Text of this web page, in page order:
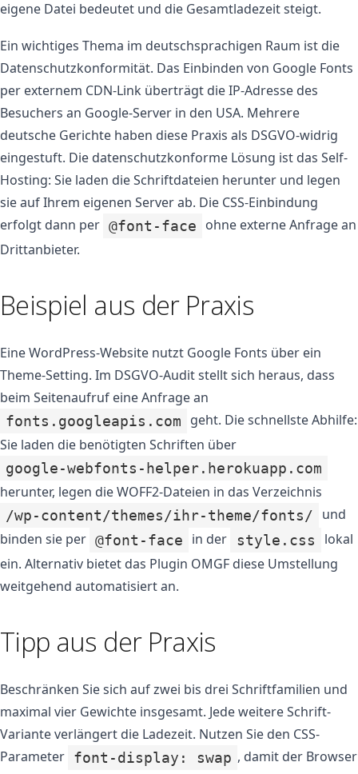
eigene Datei bedeutet und die Gesamtladezeit steigt.
Ein wichtiges Thema im deutschsprachigen Raum ist die
Datenschutzkonformität. Das Einbinden von Google Fonts
per externem CDN-Link überträgt die IP-Adresse des
Besuchers an Google-Server in den USA. Mehrere
deutsche Gerichte haben diese Praxis als DSGVO-widrig
eingestuft. Die datenschutzkonforme Lösung ist das Self-
Hosting: Sie laden die Schriftdateien herunter und legen
sie auf Ihrem eigenen Server ab. Die CSS-Einbindung
erfolgt dann per @font-face
ohne externe Anfrage an
Drittanbieter.
Beispiel aus der Praxis
Eine WordPress-Website nutzt Google Fonts über ein
Theme-Setting. Im DSGVO-Audit stellt sich heraus, dass
beim Seitenaufruf eine Anfrage an
fonts.googleapis.com
geht. Die schnellste Abhilfe:
Sie laden die benötigten Schriften über
google-webfonts-helper.herokuapp.com
herunter, legen die WOFF2-Dateien in das Verzeichnis
/wp-content/themes/ihr-theme/fonts/
und
binden sie per @font-face in der style.css
lokal
ein. Alternativ bietet das Plugin OMGF diese Umstellung
weitgehend automatisiert an.
Tipp aus der Praxis
Beschränken Sie sich auf zwei bis drei Schriftfamilien und
maximal vier Gewichte insgesamt. Jede weitere Schrift-
Variante verlängert die Ladezeit. Nutzen Sie den CSS-
Parameter font-display: swap , damit der Browser